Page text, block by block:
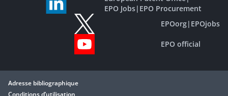
EPO Jobs| EPO Procurement
EPOorg| EPOjobs
EPO official
Adresse bibliographique
Conditions d’utilisation